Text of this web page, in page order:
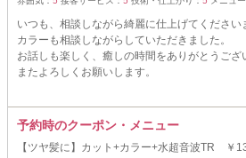
いつも、相談しながら綺麗に仕上げてください
カラーも相談しながらしていただきました。
お話しも楽しく、癒しの時間をありがとうござ
またよろしくお願いします。
予約時のクーポン・メニュー
【ツヤ髪に】カット+カラー+水超音波TR ￥